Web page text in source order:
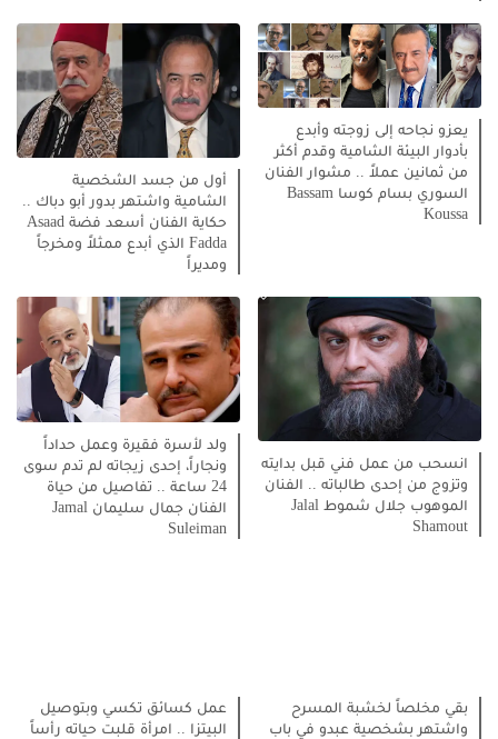
يعزو نجاحه إلى زوجته وأبدع
بأدوار البيئة الشامية وقدم أكثر
من ثمانين عملاً .. مشوار الفنان
السوري بسام كوسا Bassam
Koussa
أول من جسد الشخصية
الشامية واشتهر بدور أبو دباك ..
حكاية الفنان أسعد فضة Asaad
Fadda الذي أبدع ممثلاً ومخرجاً
ومديراً
انسحب من عمل فني قبل بدايته
وتزوج من إحدى طالباته .. الفنان
الموهوب جلال شموط Jalal
Shamout
ولد لأسرة فقيرة وعمل حداداً
ونجاراً، إحدى زيجاته لم تدم سوى
24 ساعة .. تفاصيل من حياة
الفنان جمال سليمان Jamal
Suleiman
بقي مخلصاً لخشبة المسرح
واشتهر بشخصية عبدو في باب
عمل كسائق تكسي وبتوصيل
البيتزا .. امرأة قلبت حياته رأساً